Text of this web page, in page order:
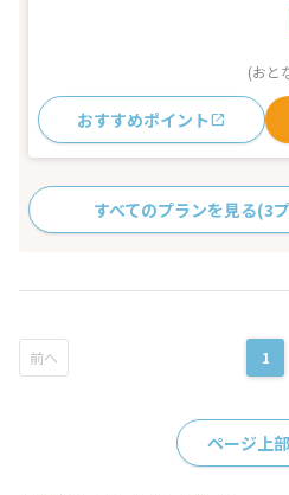
(おと
おすすめポイント
すべてのプランを見る(3
1
ページ上